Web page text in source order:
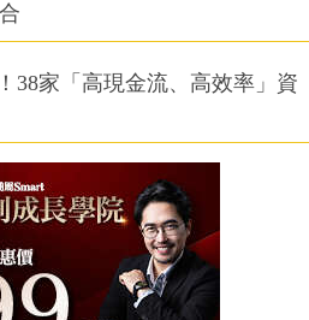
38家「高現金流、高效率」資